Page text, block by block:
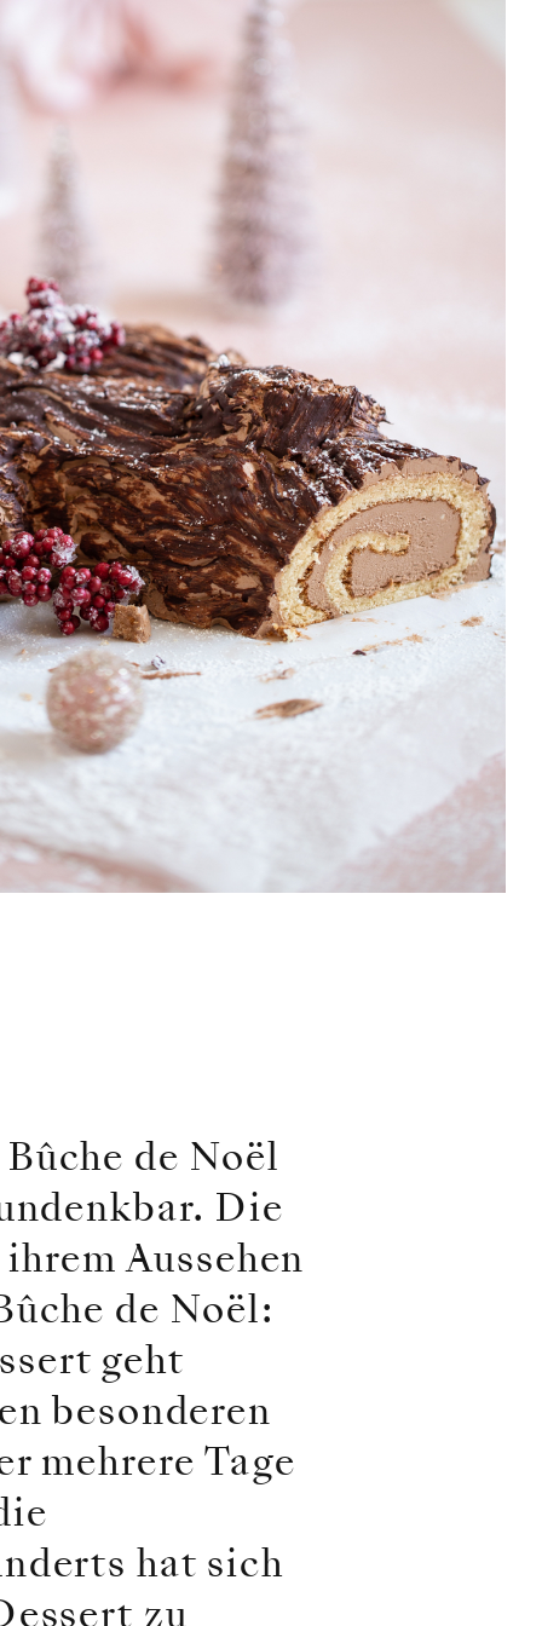
de Noël
Die
Aussehen
de Noël:
geht
besonderen
mehrere Tage
hat sich
zu